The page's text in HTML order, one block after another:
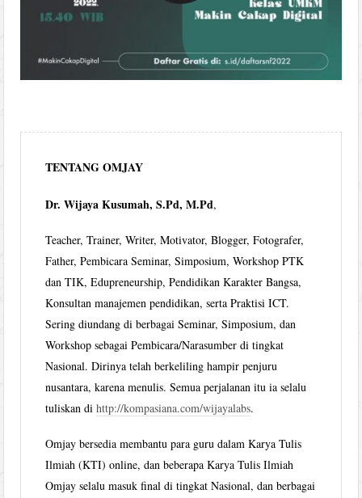
TENTANG OMJAY
Dr. Wijaya Kusumah, S.Pd, M.Pd,
Teacher, Trainer, Writer, Motivator, Blogger, Fotografer,
Father, Pembicara Seminar, Simposium, Workshop PTK
dan TIK, Edupreneurship, Pendidikan Karakter Bangsa,
Konsultan manajemen pendidikan, serta Praktisi ICT.
Sering diundang di berbagai Seminar, Simposium, dan
Workshop sebagai Pembicara/Narasumber di tingkat
Nasional. Dirinya telah berkeliling hampir penjuru
nusantara, karena menulis. Semua perjalanan itu ia selalu
tuliskan dihttp://kompasiana.com/wijayalabs.
Omjay bersedia membantu para guru dalam Karya Tulis
Ilmiah (KTI) online, dan beberapa Karya Tulis Ilmiah
Omjay selalu masuk final di tingkat Nasional, dan berbagai